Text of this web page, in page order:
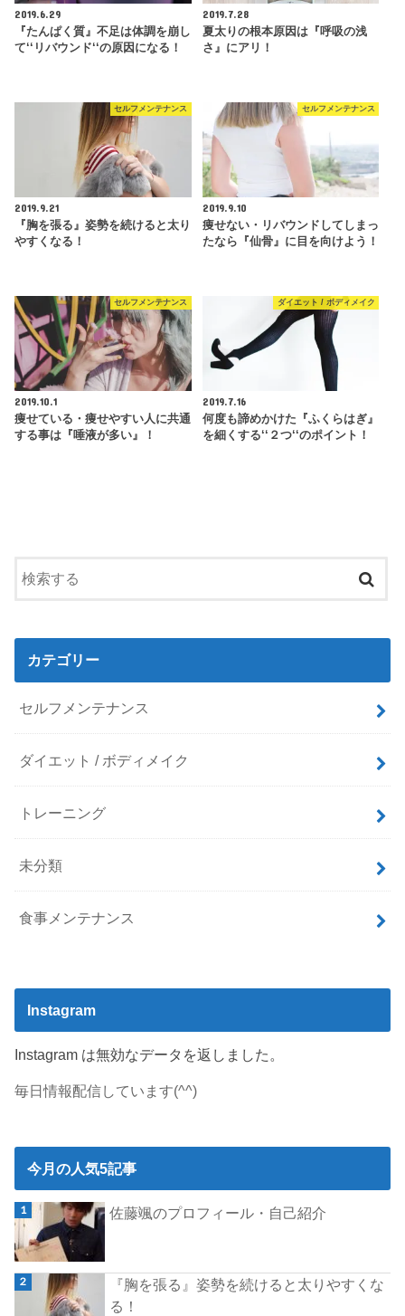
2019.6.29
『たんぱく質』不足は体調を崩し
て‘‘リバウンド‘‘の原因になる！
2019.7.28
夏太りの根本原因は『呼吸の浅
さ』にアリ！
セルフメンテナンス
2019.9.21
『胸を張る』姿勢を続けると太り
やすくなる！
セルフメンテナンス
2019.9.10
痩せない・リバウンドしてしまっ
たなら『仙骨』に目を向けよう！
セルフメンテナンス
2019.10.1
痩せている・痩せやすい人に共通
する事は『唾液が多い』！
ダイエット / ボディメイク
2019.7.16
何度も諦めかけた『ふくらはぎ』
を細くする‘‘２つ‘‘のポイント！
カテゴリー
セルフメンテナンス
ダイエット / ボディメイク
トレーニング
未分類
食事メンテナンス
Instagram
Instagram は無効なデータを返しました。
毎日情報配信しています(^^)
今月の人気5記事
佐藤颯のプロフィール・自己紹介
『胸を張る』姿勢を続けると太りやすくな
る！